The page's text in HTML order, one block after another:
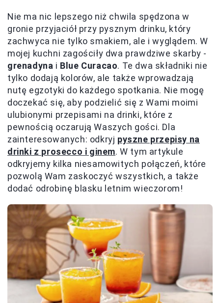
Nie ma nic lepszego niż chwila spędzona w
gronie przyjaciół przy pysznym drinku, który
zachwyca nie tylko smakiem, ale i wyglądem. W
mojej kuchni zagościły dwa prawdziwe skarby -
grenadyna i Blue Curacao. Te dwa składniki nie
tylko dodają kolorów, ale także wprowadzają
nutę egzotyki do każdego spotkania. Nie mogę
doczekać się, aby podzielić się z Wami moimi
ulubionymi przepisami na drinki, które z
pewnością oczarują Waszych gości. Dla
zainteresowanych: odkryj pyszne przepisy na
drinki z prosecco i ginem. W tym artykule
odkryjemy kilka niesamowitych połączeń, które
pozwolą Wam zaskoczyć wszystkich, a także
dodać odrobinę blasku letnim wieczorom!